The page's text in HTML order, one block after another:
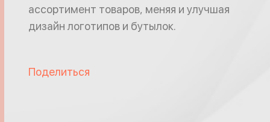
ассортимент товаров, меняя и улучшая
дизайн логотипов и бутылок.
Поделиться